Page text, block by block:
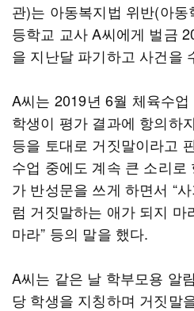
관)는 아동복지법 위반(아
등학교 교사 A씨에게 벌금
을 지난달 파기하고 사건을
A씨는 2019년 6월 체육수
학생이 평가 결과에 항의하
등을 토대로 거짓말이라고
수업 중에도 계속 큰 소리로
가 반성문을 쓰게 하면서 “
럼 거짓말하는 애가 되지 마
마라” 등의 말을 했다.
A씨는 같은 날 학부모용 알
당 학생을 지칭하며 거짓말